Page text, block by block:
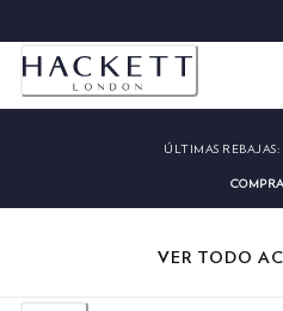
ÚLTIMAS REBAJAS:
VER TODO